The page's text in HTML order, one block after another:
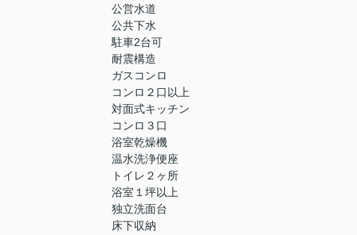
公営水道
公共下水
駐車2台可
耐震構造
ガスコンロ
コンロ２口以上
対面式キッチン
コンロ３口
浴室乾燥機
温水洗浄便座
トイレ２ヶ所
浴室１坪以上
独立洗面台
床下収納